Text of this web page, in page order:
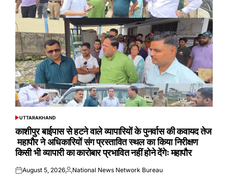
POSTED
UTTARAKHAND
काशीपुर बाईपास से हटने वाले व्यापारियों के पुनर्वास की कवायद तेज
महापौर ने अधिकारियों संग प्रस्तावित स्थल का किया निरीक्षण
किसी भी व्यापारी का कारोबार प्रभावित नहीं होने देंगेः महापौर
Posted
August 5, 2026Posted
National News Network Bureau